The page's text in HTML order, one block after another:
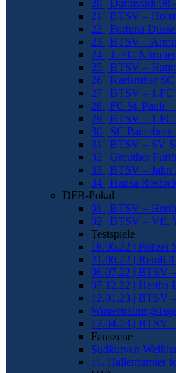
20 | Darmstadt 98
21 | BTSV –
22 | Fortuna
23 | BTSV –
24 | 1. FC
25 | BTSV –
26 | Karlsruher
27 | BTSV – 1.FC
28 | FC St. Pauli
29 | BTSV – 1.FC
30 | SC
31 | BTSV – SV
32 | Greuther
33 | BTSV – Jahn
34 | Hansa
DFB-Pokal
01 | BTSV –
02 | BTSV – VfL
Testspiele
18.06.22 | Polizei
21.06.22 |
06.07.22 | BTSV
07.12.22 | Hertha
12.01.23 | BTSV
12.04.23 | BTSV
Fanszene
Südkurven
11. Hallenturnier